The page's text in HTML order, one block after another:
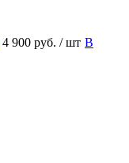
4 900 руб. / шт В